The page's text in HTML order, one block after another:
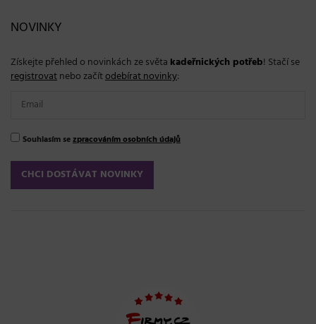
NOVINKY
Získejte přehled o novinkách ze světa kadeřnických potřeb! Stačí se
registrovatnebo začítodebírat novinky:
Souhlasím sezpracováním osobních údajů